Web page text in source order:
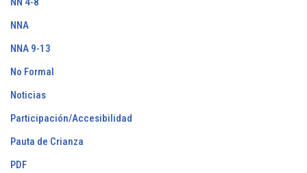
NNA
NNA 9-13
No Formal
Noticias
Participación/Accesibilidad
Pauta de Crianza
PDF